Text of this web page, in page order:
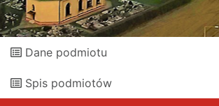
Dane podmiotu
Spis podmiotów